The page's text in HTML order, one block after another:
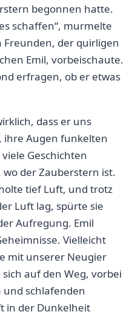
begonnen hatte.
schaffen“, murmelte
Freunden, der quirligen
Emil, vorbeischaute.
erfragen, ⁤ob er etwas
dass er uns
ihre Augen funkelten
Geschichten
der Zauberstern ist.
tief Luft, und trotz
Luft lag, spürte ⁢sie
Aufregung. Emil
Vielleicht
mit unserer Neugier
auf den Weg, vorbei
und schlafenden
in der⁢ Dunkelheit⁤